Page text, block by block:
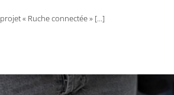
« Ruche connectée » […]